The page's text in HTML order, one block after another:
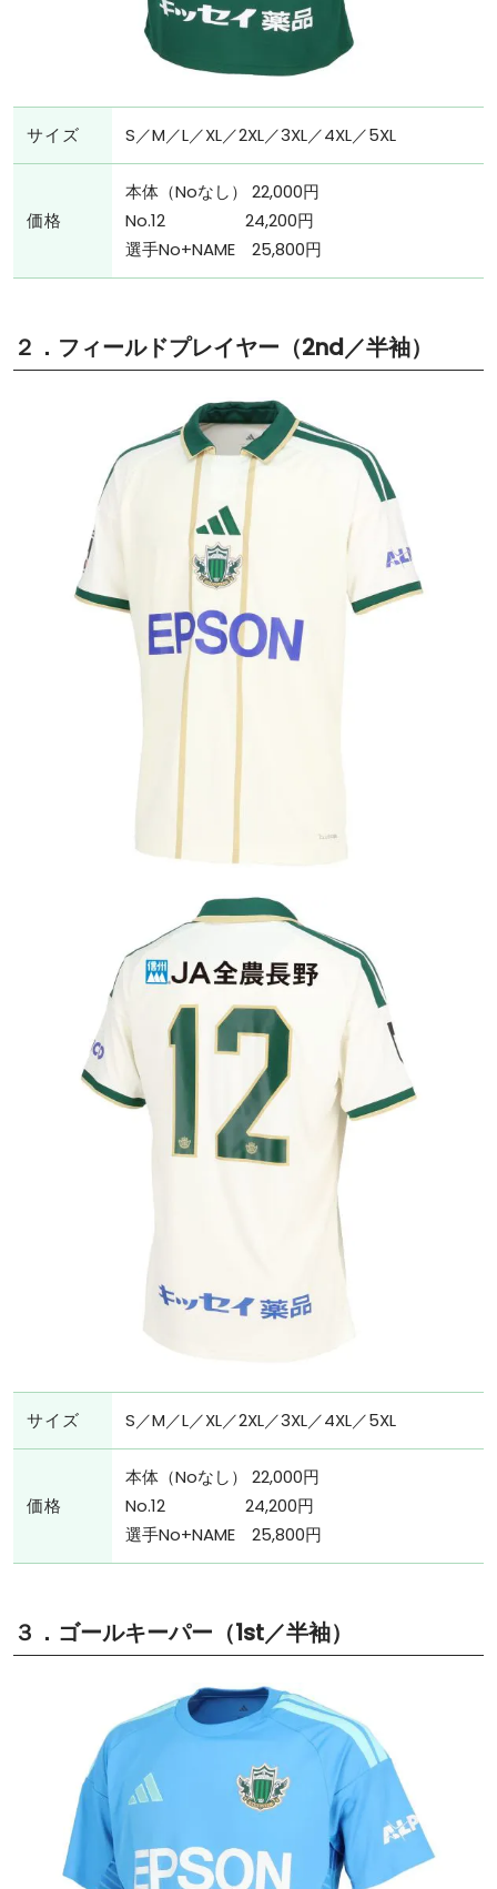
サイズ S／M／L／XL／2XL／3XL／4XL／5XL
価格
本体（Noなし） 22,000円
No.12 24,200円
選手No+NAME 25,800円
２．フィールドプレイヤー（2nd／半袖）
サイズ S／M／L／XL／2XL／3XL／4XL／5XL
価格
本体（Noなし） 22,000円
No.12 24,200円
選手No+NAME 25,800円
３．ゴールキーパー（1st／半袖）